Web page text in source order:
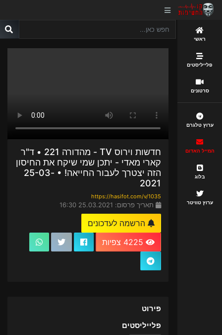
ראשי
פלייליסטים
סרטונים
ערוץ טלגרם
המייל האדום
בלוג
ערוץ טוויטר
חדשות וירוס TV - מהדורה 221 • ד"ר
קארי מאדי - יתכן שמי שיקח את החיסון
הזה יצטרך לעבור החייאה! • 25-03-
2021
https://hasifot.com/v/1035
תאריך פרסום: 25.03.2021 16:30
הרשמה לעדכונים
פירוט
פלייליסטים